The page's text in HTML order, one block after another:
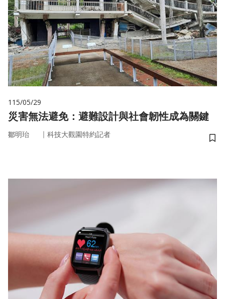
115/05/29
災害無法避免：避難設計與社會韌性成為關鍵
鄒明珆 ｜ 科技大觀園特約記者
儲